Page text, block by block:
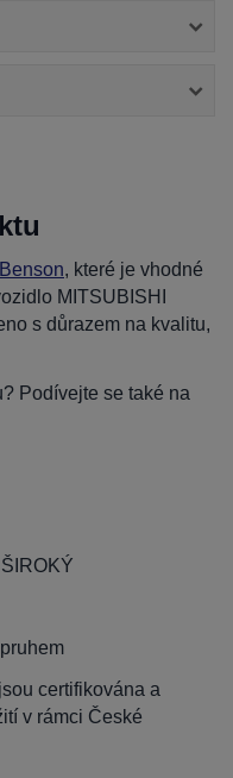
Benson, které je vhodné
MITSUBISHI
s důrazem na kvalitu,
Podívejte se také na
certifikována a
v rámci České